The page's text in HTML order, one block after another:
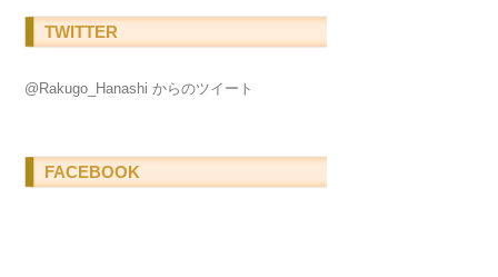
TWITTER
@Rakugo_Hanashi からのツイート
FACEBOOK